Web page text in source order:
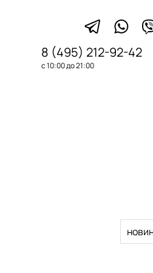
8 (495) 212-92-42
с 10:00 до 21:00